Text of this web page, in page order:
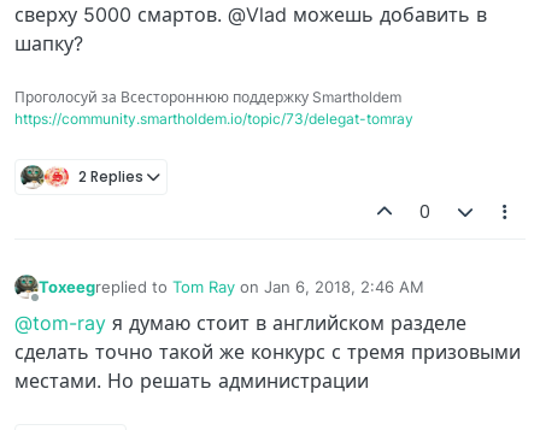
сверху 5000 смартов. @Vlad можешь добавить в
шапку?
Проголосуй за Всестороннюю поддержку Smartholdem
https://community.smartholdem.io/topic/73/delegat-tomray
2 Replies
0
Toxeegreplied to Tom Ray on Jan 6, 2018, 2:46 AM
last edited by
@tom-ray я думаю стоит в английском разделе
сделать точно такой же конкурс с тремя призовыми
местами. Но решать администрации